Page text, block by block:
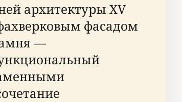
архитектуры XV
фасадом
—